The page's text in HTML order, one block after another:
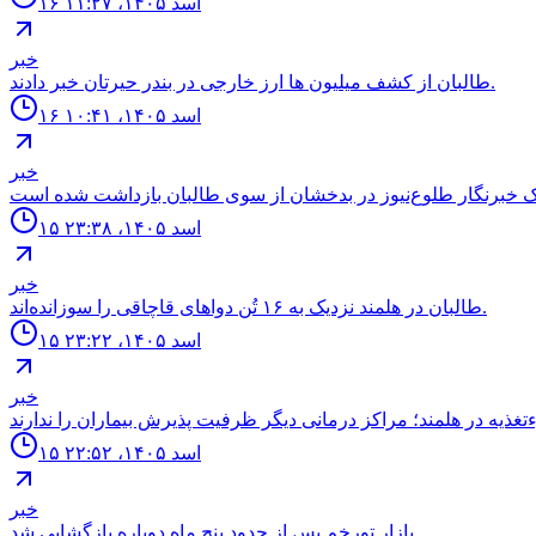
خبر
طالبان از كشف ميليون ها ارز خارجى در بندر حيرتان خبر دادند.
۱۶ اسد ۱۴۰۵، ۱۰:۴۱
خبر
۱۵ اسد ۱۴۰۵، ۲۳:۳۸
خبر
طالبان در هلمند نزدیک به ۱۶ تُن دواهای قاچاقی را سوزانده‌اند.
۱۵ اسد ۱۴۰۵، ۲۳:۲۲
خبر
۱۵ اسد ۱۴۰۵، ۲۲:۵۲
خبر
بازار تورخم پس از حدود پنج ماه دوباره بازگشایی شد.